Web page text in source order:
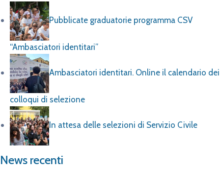
Pubblicate graduatorie programma CSV
“Ambasciatori identitari”
Ambasciatori identitari. Online il calendario dei
colloqui di selezione
In attesa delle selezioni di Servizio Civile
News recenti